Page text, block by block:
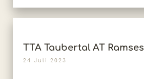
TTA Taubertal AT Ramses
24 Juli 2023